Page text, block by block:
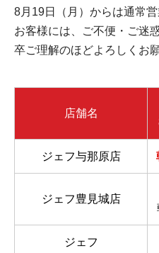
8月19日（月）からは通常
お客様には、ご不便・ご迷
卒ご理解のほどよろしくお
店舗名
ジェフ与那原店
ジェフ豊見城店
ジェフ